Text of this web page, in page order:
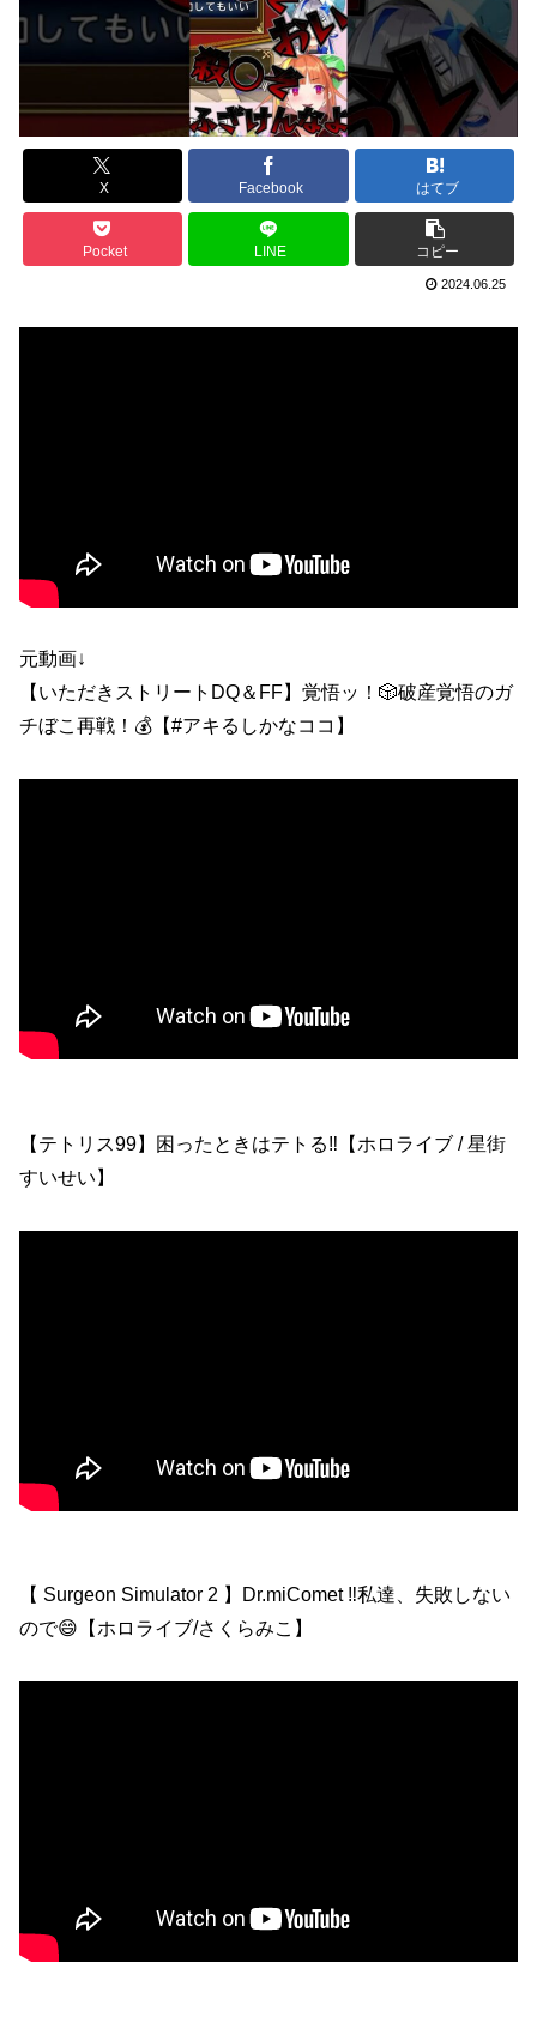
X Facebook はてブ
Pocket LINE コピー
2024.06.25
元動画↓
【いただきストリートDQ＆FF】覚悟ッ！🎲破産覚悟のガ
チぼこ再戦！💰【#アキるしかなココ】
【テトリス99】困ったときはテトる‼【ホロライブ / 星街
すいせい】
【 Surgeon Simulator 2 】Dr.miComet ‼私達、失敗しない
ので😄【ホロライブ/さくらみこ】